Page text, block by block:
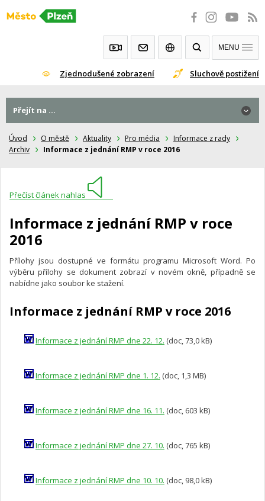
Přeskočit
Zjednodušené zobrazení Sluchově postižení
MENU
Úvod O městě Aktuality Pro média
Informace z rady
Archiv
Informace z jednání RMP v roce 2016
Přečíst článek nahlas
Informace z jednání RMP v roce
2016
Přílohy jsou dostupné ve formátu programu Microsoft Word. Po
výběru přílohy se dokument zobrazí v novém okně, případně se
nabídne jako soubor ke stažení.
Informace z jednání RMP v roce 2016
Informace z jednání RMP dne 22. 12. (doc, 73,0 kB)
Informace z jednání RMP dne 1. 12. (doc, 1,3 MB)
Informace z jednání RMP dne 16. 11. (doc, 603 kB)
Informace z jednání RMP dne 27. 10. (doc, 765 kB)
Informace z jednání RMP dne 10. 10. (doc, 98,0 kB)
Přejít na ...